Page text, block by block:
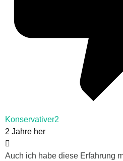
Konservativer2
2 Jahre her
Auch ich habe diese Erfahrung